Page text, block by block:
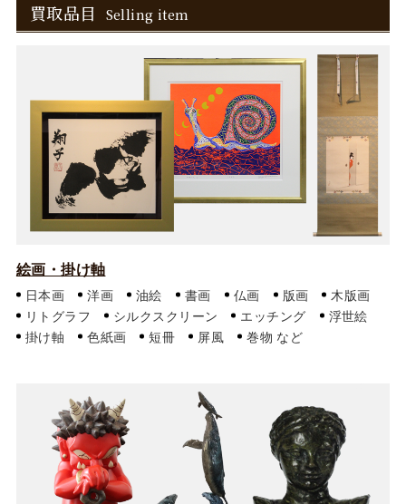
買取品目 Selling item
絵画・掛け軸
日本画 洋画 油絵 書画 仏画 版画
木版画
リトグラフ
シルクスクリーン エッチング
浮世絵
掛け軸
色紙画 短冊 屏風 巻物